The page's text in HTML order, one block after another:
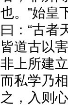
。”始皇
：“古者
道古以
上所建
私学乃
，入则